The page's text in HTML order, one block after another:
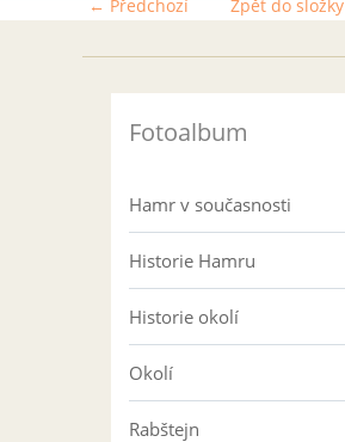
← Předchozí Zpět do složky
Fotoalbum
Hamr v současnosti
Historie Hamru
Historie okolí
Okolí
Rabštejn